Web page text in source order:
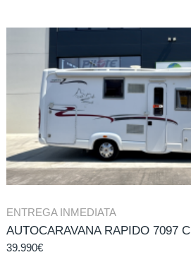
ENTREGA INMEDIATA
AUTOCARAVANA RAPIDO 7097 C
39.990€